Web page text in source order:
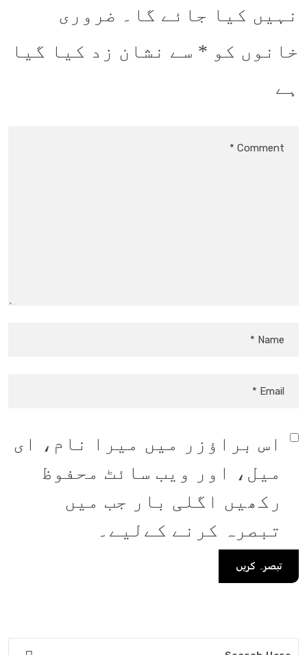
نہیں کیا جائے گا۔ ضروری
خانوں کو * سے نشان زد کیا گیا
ہے
اس براؤزر میں میرا نام، ای
میل، اور ویب سائٹ محفوظ
رکھیں اگلی بار جب میں
تبصرہ کرنے کےلیے۔